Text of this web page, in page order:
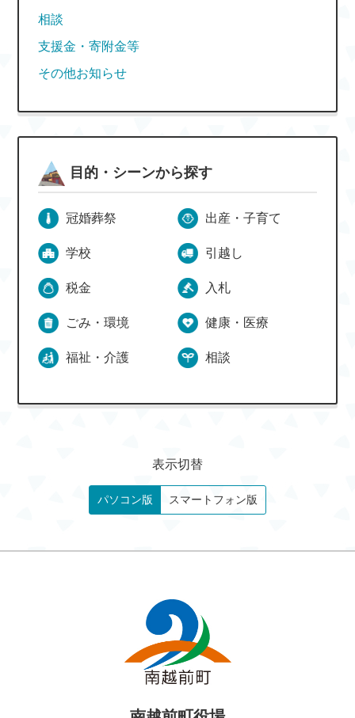
相談
支援金・寄附金等
その他お知らせ
目的・シーンから探す
冠婚葬祭 出産・子育て
学校 引越し
税金 入札
ごみ・環境 健康・医療
福祉・介護 相談
表示切替
パソコン版 スマートフォン版